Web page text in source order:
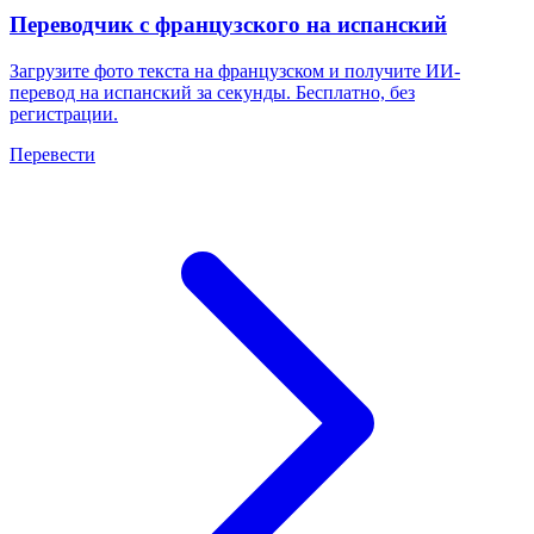
Переводчик с французского на испанский
Загрузите фото текста на французском и получите ИИ-
перевод на испанский за секунды. Бесплатно, без
регистрации.
Перевести